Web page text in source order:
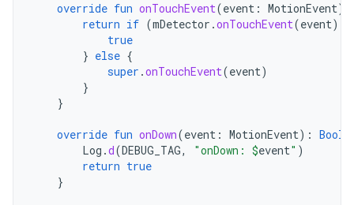
override fun onTouchEvent(event : MotionEvent):
return if (mDetector .onTouchEvent(event))
true
} else {
super .onTouchEvent(event)
}
}
override fun onDown(event : MotionEvent):
Log .d(DEBUG_TAG, "onDown: $event" )
return true
}